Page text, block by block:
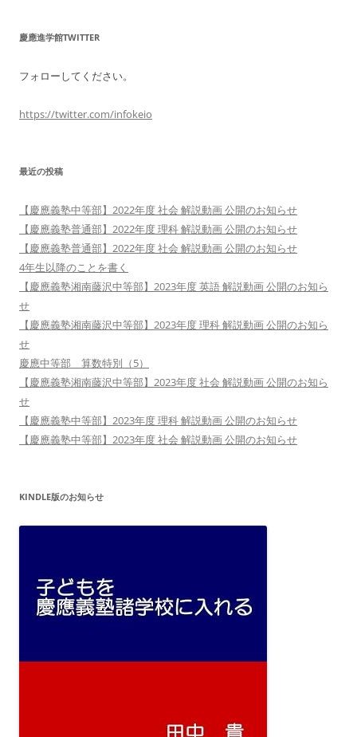
慶應進学館TWITTER
フォローしてください。
https://twitter.com/infokeio
最近の投稿
【慶應義塾中等部】2022年度 社会 解説動画 公開のお知らせ
【慶應義塾普通部】2022年度 理科 解説動画 公開のお知らせ
【慶應義塾普通部】2022年度 社会 解説動画 公開のお知らせ
4年生以降のことを書く
【慶應義塾湘南藤沢中等部】2023年度 英語 解説動画 公開のお知ら
せ
【慶應義塾湘南藤沢中等部】2023年度 理科 解説動画 公開のお知ら
せ
慶應中等部 算数特別（5）
【慶應義塾湘南藤沢中等部】2023年度 社会 解説動画 公開のお知ら
せ
【慶應義塾中等部】2023年度 理科 解説動画 公開のお知らせ
【慶應義塾中等部】2023年度 社会 解説動画 公開のお知らせ
KINDLE版のお知らせ